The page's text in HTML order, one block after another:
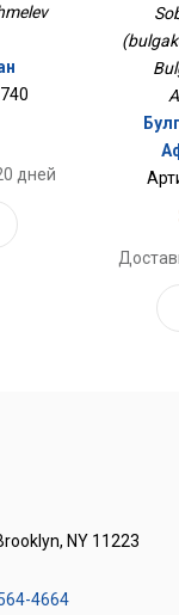
дней
NY 11223
4664